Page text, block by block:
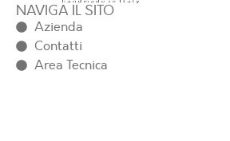
NAVIGA IL SITO
Azienda
Contatti
Area Tecnica